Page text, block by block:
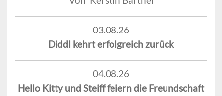
03.08.26
Diddl kehrt erfolgreich zurück
04.08.26
Hello Kitty und Steiff feiern die Freundschaft